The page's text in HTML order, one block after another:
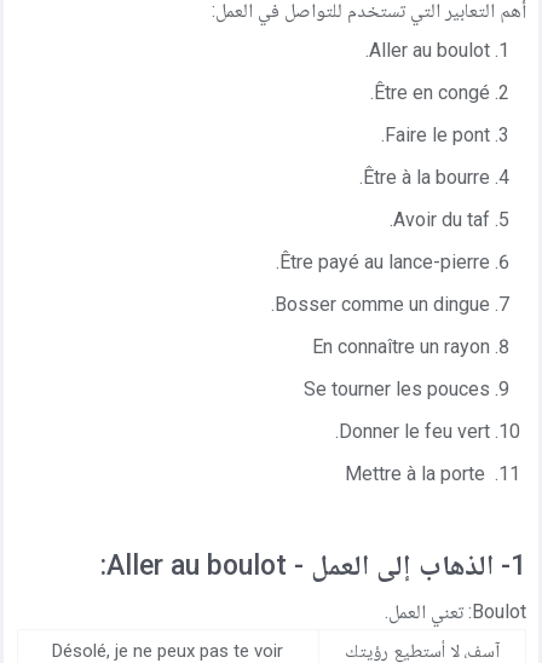
مركز المساعدة
اتصل بنا
أهم التعابير التي تستخدم للتواصل في العمل:
Aller au boulot.
Être en congé.
Faire le pont.
Être à la bourre.
Avoir du taf.
Être payé au lance-pierre.
Bosser comme un dingue.
En connaître un rayon
Se tourner les pouces
Donner le feu vert.
1- الذهاب إلى العمل - Aller au boulot:
Boulot: تعني العمل.
آسف، لا أستطيع رؤيتك
Désolé, je ne peux pas te voir